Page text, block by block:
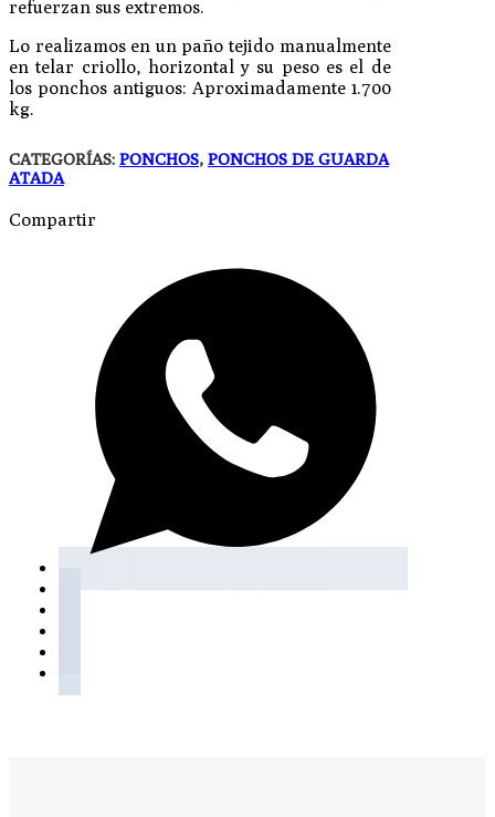
refuerzan sus extremos.
Lo realizamos en un paño tejido manualmente
en telar criollo, horizontal y su peso es el de
los ponchos antiguos: Aproximadamente 1.700
kg.
CATEGORÍAS: PONCHOS, PONCHOS DE GUARDA
ATADA
Compartir